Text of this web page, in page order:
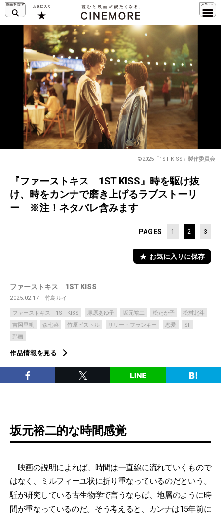
©2025「1ST KISS」製作委員会
『ファーストキス 1ST KISS』時を駆け抜
け、時をカンナで磨き上げるラブストーリ
ー ※注！ネタバレ含みます
PAGES 1 2 3
お気に入りに保存
ファーストキス 1ST KISS
2025.02.17 竹島ルイ
ファーストキス 1ST KISS 塚原あゆ子 坂元裕二 松たか子
松村北斗
吉岡里帆
森七菜 竹原ピストル リリー・フランキー 恋愛
SF
邦画
作品情報を見る
坂元裕二的な時間感覚
映画の説明によれば、時間は一直線に流れていくもので
はなく、ミルフィーユ状に折り重なっているのだという。
駈が研究している古生物学で言うならば、地層のように時
間が重なっているのだ。そう考えると、カンナは15年前に